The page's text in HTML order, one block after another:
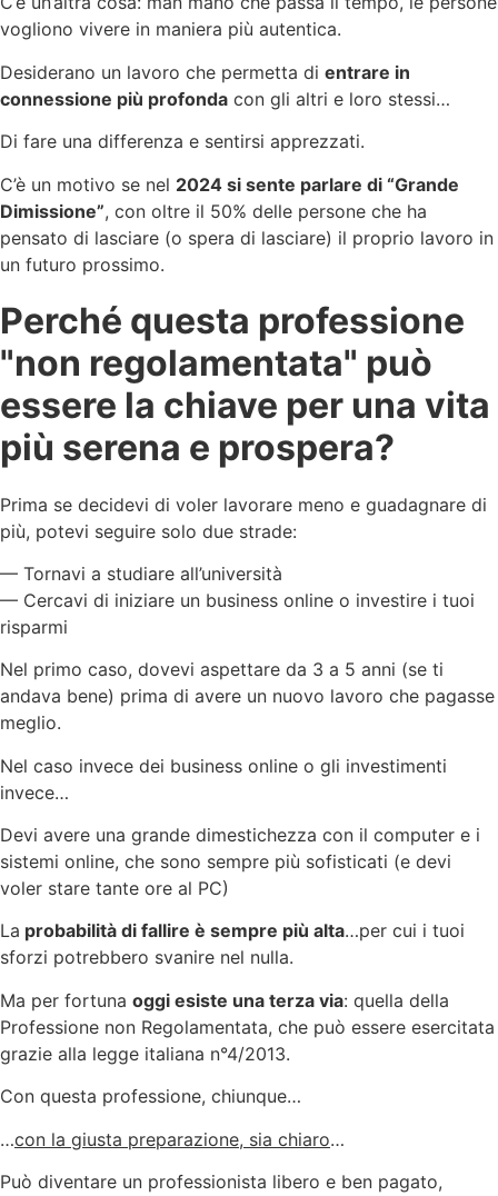
vogliono vivere in maniera più autentica.
Desiderano un lavoro che permetta di entrare in
connessione più profonda con gli altri e loro stessi…
Di fare una differenza e sentirsi apprezzati.
C’è un motivo se nel 2024 si sente parlare di “Grande
Dimissione”, con oltre il 50% delle persone che ha
pensato di lasciare (o spera di lasciare) il proprio lavoro in
un futuro prossimo.
Perché questa professione
"non regolamentata" può
essere la chiave per una vita
più serena e prospera?
Prima se decidevi di voler lavorare meno e guadagnare di
più, potevi seguire solo due strade:
— Tornavi a studiare all’università
— Cercavi di iniziare un business online o investire i tuoi
risparmi
Nel primo caso, dovevi aspettare da 3 a 5 anni (se ti
andava bene) prima di avere un nuovo lavoro che pagasse
meglio.
Nel caso invece dei business online o gli investimenti
invece…
Devi avere una grande dimestichezza con il computer e i
sistemi online, che sono sempre più sofisticati (e devi
voler stare tante ore al PC)
La probabilità di fallire è sempre più alta…per cui i tuoi
sforzi potrebbero svanire nel nulla.
Ma per fortuna oggi esiste una terza via: quella della
Professione non Regolamentata, che può essere esercitata
grazie alla legge italiana n°4/2013.
Con questa professione, chiunque…
…con la giusta preparazione, sia chiaro…
Può diventare un professionista libero e ben pagato,